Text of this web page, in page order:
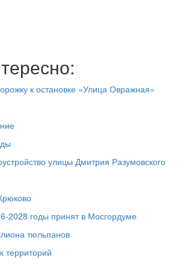
к остановке «Улица Овражная»
улицы Дмитрия Разумовского
2028 годы принят в Мосгордуме
тюльпанов
территорий